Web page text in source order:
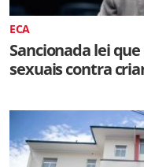
ECA
Sancionada lei
sexuais contra